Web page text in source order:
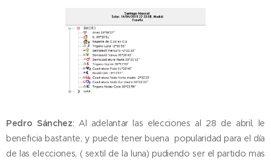
Pedro Sánchez: Al adelantar las elecciones al 28 de abril, le
beneficia bastante, y puede tener buena popularidad para el día
de las elecciones, ( sextil de la luna) pudiendo ser el partido mas